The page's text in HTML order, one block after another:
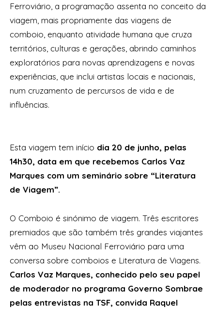
Ferroviário, a programação assenta no conceito da
viagem, mais propriamente das viagens de
comboio, enquanto atividade humana que cruza
territórios, culturas e gerações, abrindo caminhos
exploratórios para novas aprendizagens e novas
experiências, que inclui artistas locais e nacionais,
num cruzamento de percursos de vida e de
influências.
Esta viagem tem início dia 20 de junho, pelas
14h30, data em que recebemos Carlos Vaz
Marques com um seminário sobre “Literatura
de Viagem”.
O Comboio é sinónimo de viagem. Três escritores
premiados que são também três grandes viajantes
vêm ao Museu Nacional Ferroviário para uma
conversa sobre comboios e Literatura de Viagens.
Carlos Vaz Marques, conhecido pelo seu papel
de moderador no programa Governo Sombrae
pelas entrevistas na TSF, convida Raquel